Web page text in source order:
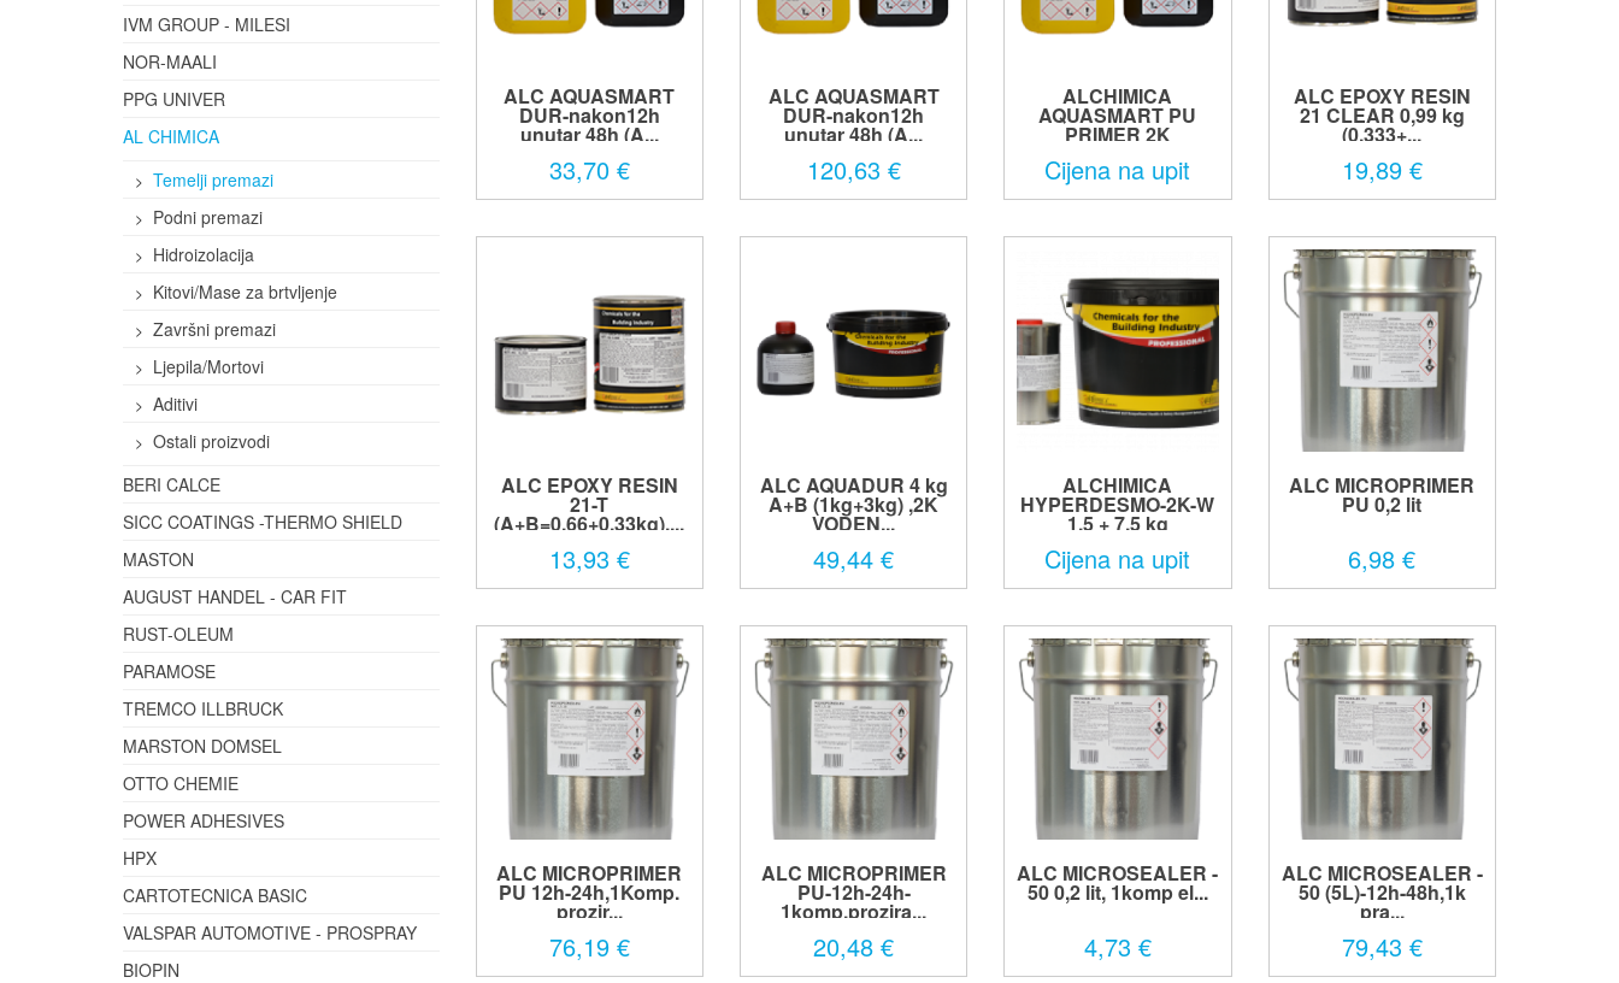
IVM GROUP - MILESI
NOR-MAALI
PPG UNIVER
AL CHIMICA
Temelji premazi
Podni premazi
Hidroizolacija
Kitovi/Mase za brtvljenje
Završni premazi
Ljepila/Mortovi
Aditivi
Ostali proizvodi
BERI CALCE
SICC COATINGS -THERMO SHIELD
MASTON
AUGUST HANDEL - CAR FIT
RUST-OLEUM
PARAMOSE
TREMCO ILLBRUCK
MARSTON DOMSEL
OTTO CHEMIE
POWER ADHESIVES
HPX
CARTOTECNICA BASIC
VALSPAR AUTOMOTIVE - PROSPRAY
BIOPIN
ALC AQUASMART
DUR-nakon12h
unutar 48h (A...
33,70 €
ALC AQUASMART
DUR-nakon12h
unutar 48h (A...
120,63 €
ALCHIMICA
AQUASMART PU
PRIMER 2K
Cijena na upit
ALC EPOXY RESIN
21 CLEAR 0,99 kg
(0,333+...
19,89 €
ALC EPOXY RESIN
21-T
(A+B=0,66+0,33kg),...
13,93 €
ALC AQUADUR 4 kg
A+B (1kg+3kg) ,2K
VODEN...
49,44 €
ALCHIMICA
HYPERDESMO-2K-W
1,5 + 7,5 kg
Cijena na upit
ALC MICROPRIMER
PU 0,2 lit
6,98 €
ALC MICROPRIMER
PU 12h-24h,1Komp.
prozir...
76,19 €
ALC MICROPRIMER
PU-12h-24h-
1komp.prozira...
20,48 €
ALC MICROSEALER -
50 0,2 lit, 1komp el...
4,73 €
ALC MICROSEALER -
50 (5L)-12h-48h,1k
pra...
79,43 €